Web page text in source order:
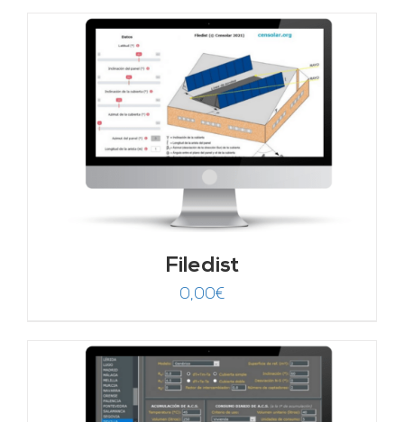
Filedist
0,00€